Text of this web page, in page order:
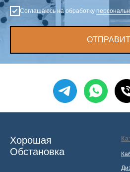
Соглашаюсь на обработку
Хорошая
Обстановка